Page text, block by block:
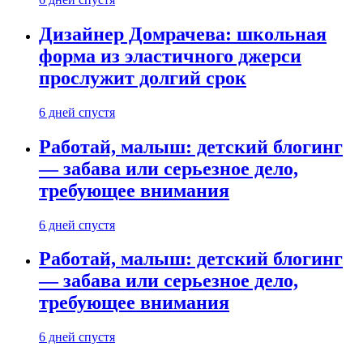
Дизайнер Домрачева: школьная
форма из эластичного джерси
прослужит долгий срок
6 дней спустя
Работай, малыш: детский блогинг
— забава или серьезное дело,
требующее внимания
6 дней спустя
Работай, малыш: детский блогинг
— забава или серьезное дело,
требующее внимания
6 дней спустя